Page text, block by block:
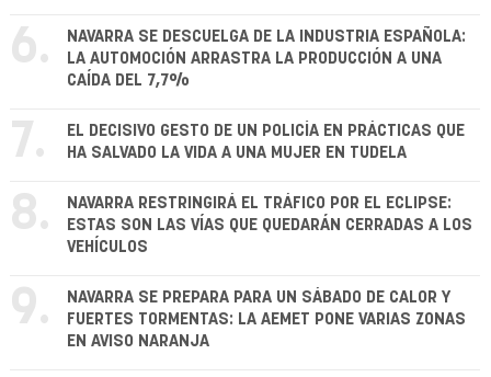
6.
NAVARRA SE DESCUELGA DE LA INDUSTRIA ESPAÑOLA:
LA AUTOMOCIÓN ARRASTRA LA PRODUCCIÓN A UNA
CAÍDA DEL 7,7%
7.
EL DECISIVO GESTO DE UN POLICÍA EN PRÁCTICAS QUE
HA SALVADO LA VIDA A UNA MUJER EN TUDELA
8.
NAVARRA RESTRINGIRÁ EL TRÁFICO POR EL ECLIPSE:
ESTAS SON LAS VÍAS QUE QUEDARÁN CERRADAS A LOS
VEHÍCULOS
9.
NAVARRA SE PREPARA PARA UN SÁBADO DE CALOR Y
FUERTES TORMENTAS: LA AEMET PONE VARIAS ZONAS
EN AVISO NARANJA